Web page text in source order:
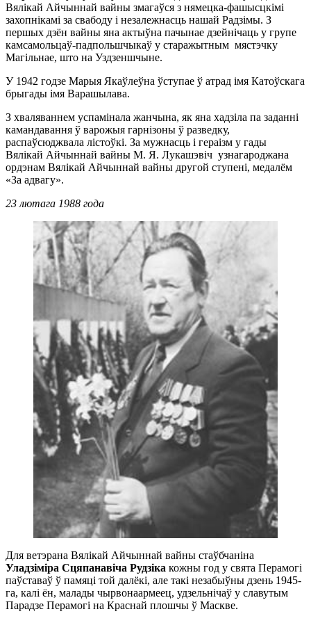
Вялікай Айчыннай вайны змагаўся з нямецка-фашысцкімі
захопнікамі за свабоду і незалежнасць нашай Радзімы. З
першых дзён вайны яна актыўна пачынае дзейнічаць у групе
камсамольцаў-падпольшчыкаў у старажытным мястэчку
Магільнае, што на Уздзеншчыне.
У 1942 годзе Марыя Якаўлеўна ўступае ў атрад імя Катоўскага
брыгады імя Варашылава.
З хваляваннем успамінала жанчына, як яна хадзіла па заданні
камандавання ў варожыя гарнізоны ў разведку,
распаўсюджвала лістоўкі. За мужнасць і гераізм у гады
Вялікай Айчыннай вайны М. Я. Лукашэвіч узнагароджана
ордэнам Вялікай Айчыннай вайны другой ступені, медалём
«За адвагу».
23 лютага 1988 года
Для ветэрана Вялікай Айчыннай вайны стаўбчаніна
Уладзіміра Сцяпанавіча Рудзіка кожны год у свята Перамогі
паўставаў ў памяці той далёкі, але такі незабыўны дзень 1945-
га, калі ён, малады чырвонаармеец, удзельнічаў у славутым
Парадзе Перамогі на Краснай плошчы ў Маскве.